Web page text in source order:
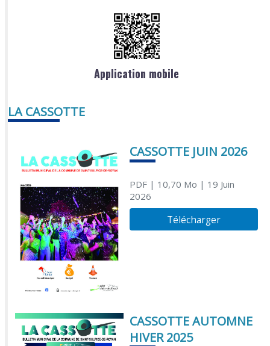
Application mobile
LA CASSOTTE
CASSOTTE JUIN 2026
PDF| 10,70 Mo | 19 Juin
2026
Télécharger
CASSOTTE AUTOMNE
HIVER 2025